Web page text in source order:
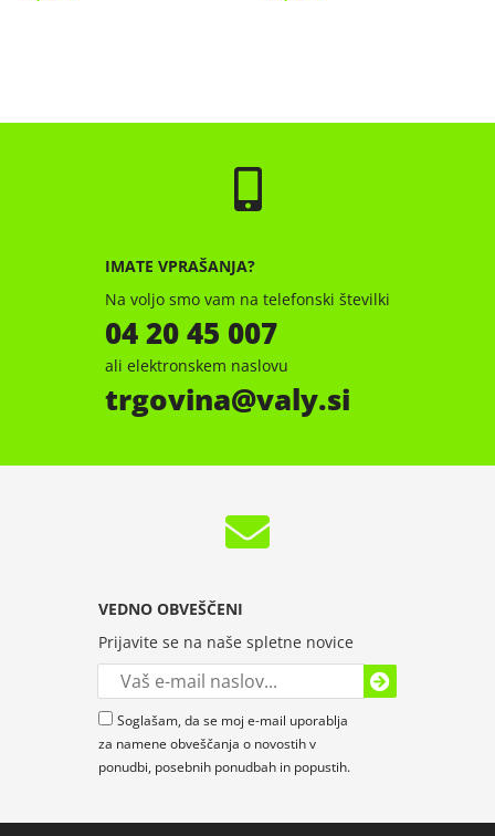
IMATE VPRAŠANJA?
Na voljo smo vam na telefonski številki
04 20 45 007
ali elektronskem naslovu
trgovina valy.si
VEDNO OBVEŠČENI
Prijavite se na naše spletne novice
Soglašam, da se moj e-mail uporablja
za namene obveščanja o novostih v
ponudbi, posebnih ponudbah in popustih.